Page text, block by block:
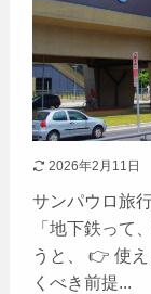
2026年2月11日
サンパウロ旅
「地下鉄って
うと、 👉 使
くべき前提...